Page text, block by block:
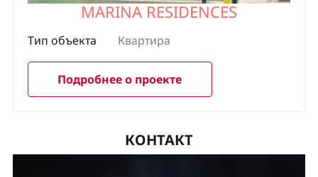
MARINA RESIDENCES
Тип объекта Квартира
Подробнее о проекте
КОНТАКТ